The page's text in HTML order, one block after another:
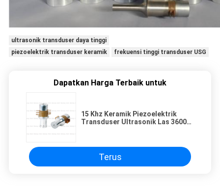
ultrasonik transduser daya tinggi
piezoelektrik transduser keramik
frekuensi tinggi transduser USG
Dapatkan Harga Terbaik untuk
15 Khz Keramik Piezoelektrik
Transduser Ultrasonik Las 3600
Terus